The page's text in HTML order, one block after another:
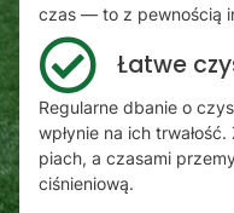
czas — to z pewnością
Łatwe
Regularne dbanie o
wpłynie na ich
piach, a czasami
ciśnieniową.